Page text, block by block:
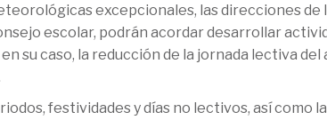
excepcionales, las direcciones
escolar, podrán acordar desarrollar
su caso, la reducción de la jornada lectiva del
festividades y días no lectivos, así como